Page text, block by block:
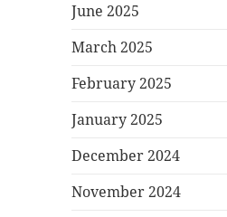
June 2025
March 2025
February 2025
January 2025
December 2024
November 2024